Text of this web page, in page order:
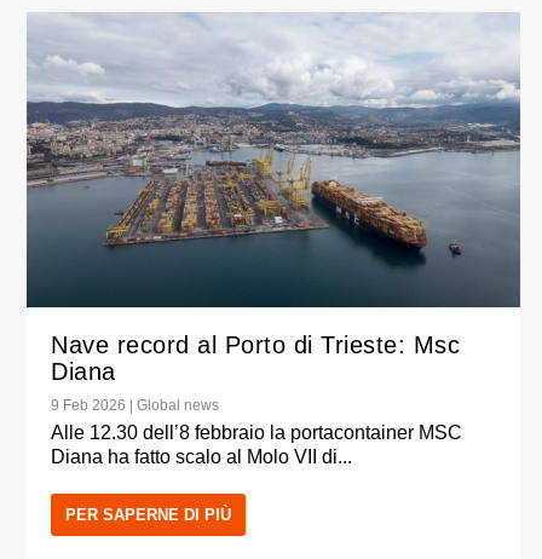
Nave record al Porto di Trieste: Msc
Diana
9 Feb 2026 |Global news
Alle 12.30 dell’8 febbraio la portacontainer MSC
Diana ha fatto scalo al Molo VII di...
PER SAPERNE DI PIÙ